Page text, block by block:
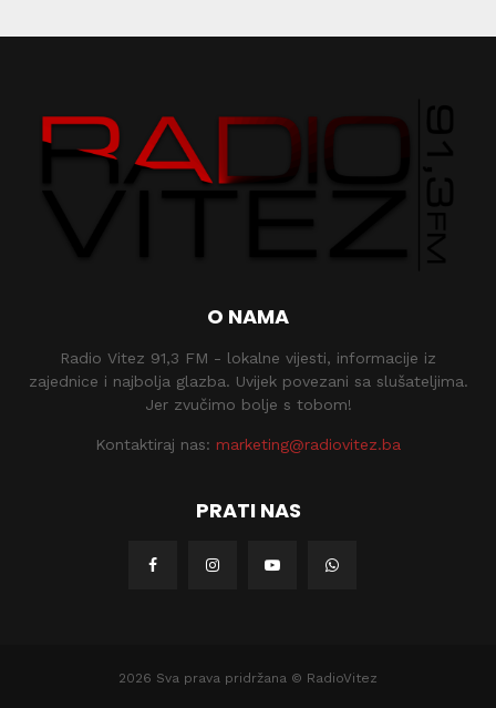
O NAMA
Radio Vitez 91,3 FM - lokalne vijesti, informacije iz
zajednice i najbolja glazba. Uvijek povezani sa slušateljima.
Jer zvučimo bolje s tobom!
Kontaktiraj nas: marketing@radiovitez.ba
PRATI NAS
2026 Sva prava pridržana © RadioVitez